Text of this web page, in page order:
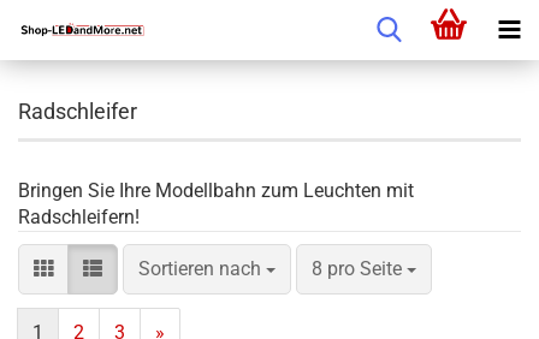
Radschleifer
Bringen Sie Ihre Modellbahn zum Leuchten mit
Radschleifern!
Sortieren nach 8 pro Seite
1 2 3 »